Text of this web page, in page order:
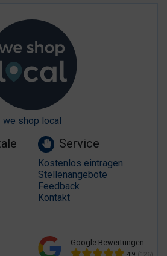
we shop local
Service
Kostenlos eintragen
Stellenangebote
Feedback
Kontakt
Google Bewertungen